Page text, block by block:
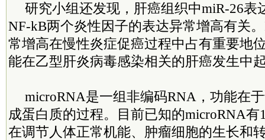
研究小组还发现，肝癌组织中miR-26表
NF-kB两个炎性因子的表达异常增高有关
常增高在慢性炎症促癌过程中占有重要地
能在乙型肝炎病毒感染相关的肝癌发生中
microRNA是一组非编码RNA，功能在
成蛋白质的过程。目前已知的microRNA有
在调节人体正常机能、肿瘤细胞的生长和